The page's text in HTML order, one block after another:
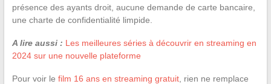
présence des ayants droit, aucune demande de carte bancaire,
une charte de confidentialité limpide.
A lire aussi : Les meilleures séries à découvrir en streaming en
2024 sur une nouvelle plateforme
Pour voir le film 16 ans en streaming gratuit, rien ne remplace